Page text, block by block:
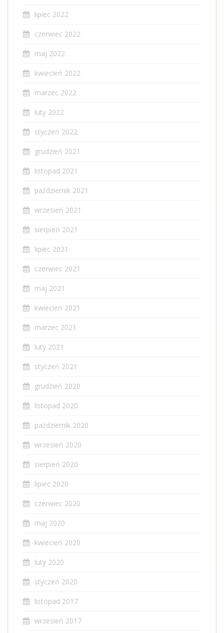
lipiec 2022
czerwiec 2022
maj 2022
kwiecień 2022
marzec 2022
luty 2022
styczeń 2022
grudzień 2021
listopad 2021
październik 2021
wrzesień 2021
sierpień 2021
lipiec 2021
czerwiec 2021
maj 2021
kwiecień 2021
marzec 2021
luty 2021
styczeń 2021
grudzień 2020
listopad 2020
październik 2020
wrzesień 2020
sierpień 2020
lipiec 2020
czerwiec 2020
maj 2020
kwiecień 2020
luty 2020
styczeń 2020
listopad 2017
wrzesień 2017